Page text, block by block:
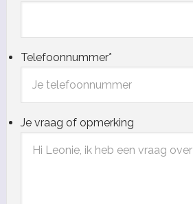
Telefoonnummer*
Je vraag of opmerking